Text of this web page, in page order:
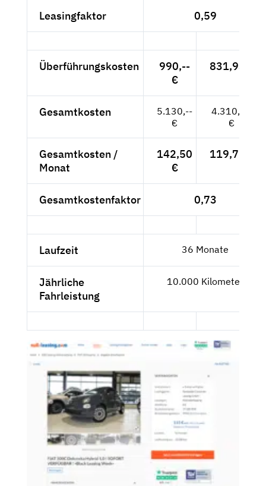
Leasingfaktor 0,59
Überführungskosten
990,--
€
831,93 €
Gesamtkosten
5.130,--
€
4.310,92
€
Gesamtkosten /
Monat
142,50
€
119,75 €
Gesamtkostenfaktor 0,73
Laufzeit 36 Monate
Jährliche
Fahrleistung
10.000 Kilometer